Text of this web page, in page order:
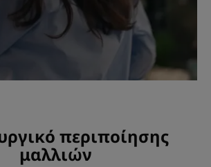
περιποίησης
μαλλιών